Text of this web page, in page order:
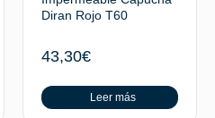
Diran Rojo T60
43,30€
Leer más